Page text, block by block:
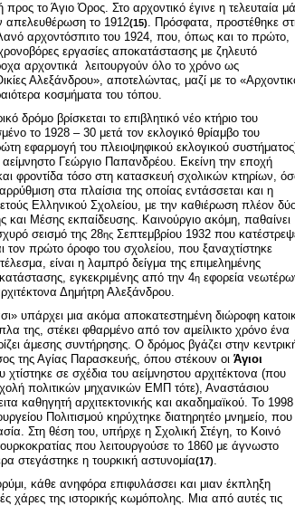
προς το Άγιο Όρος. Στο αρχοντικό έγινε η τελευταία
απελευθέρωση το 1912(15). Πρόσφατα, προστέθηκε
αρχοντόσπιτο του 1924, που, όπως και το πρώτο,
εργασίες αποκατάστασης με ζηλευτό
αρχοντικά λειτουργούν όλο το χρόνο ως
Αλεξάνδρου», αποτελώντας, μαζί με το
κοσμήματα του τόπου.
δρόμο βρίσκεται το επιβλητικό νέο κτήριο του
το 1928 – 30 μετά τον εκλογικό θρίαμβο του
εφαρμογή του πλειοψηφικού εκλογικού
αείμνηστο Γεώργιο Παπανδρέου. Εκείνη την εποχή
φροντίδα τόσο στη κατασκευή σχολικών κτηρίων,
στα πλαίσια της οποίας εντάσσεται και η
Ελληνικού Σχολείου, με την καθιέρωση πλέον
και Μέσης εκπαίδευσης. Καινούργιο ακόμη, παθαίνει
σεισμό της 28ης Σεπτεμβρίου 1932 που
τον πρώτο όροφο του σχολείου, που ξαναχτίστηκε
είναι η λαμπρό δείγμα της επιμελημένης
εγκεκριμένης από την 4η εφορεία
Δημήτρη Αλεξάνδρου.
υπάρχει μια ακόμα αποκατεστημένη διώροφη
της, στέκει φθαρμένο από τον αμείλικτο χρόνο ένα
άμεσης συντήρησης. Ο δρόμος βγάζει στην
της Αγίας Παρασκευής, όπου στέκουν οι Άγιοι
σε σχέδια του αείμνηστου αρχιτέκτονα (που
πολιτικών μηχανικών ΕΜΠ τότε), Αναστάσιου
καθηγητή αρχιτεκτονικής και ακαδημαϊκού. Το
Πολιτισμού κηρύχτηκε διατηρητέο μνημείο, που
Στη θέση του, υπήρχε η Σχολική Στέγη, το Κοινό
που λειτουργούσε το 1860 με άγνωστο
στεγάστηκε η τουρκική αστυνομία(17).
κάθε ανηφόρα επιφυλάσσει και μιαν έκπληξη
χάρες της ιστορικής κωμόπολης. Μια από αυτές τις